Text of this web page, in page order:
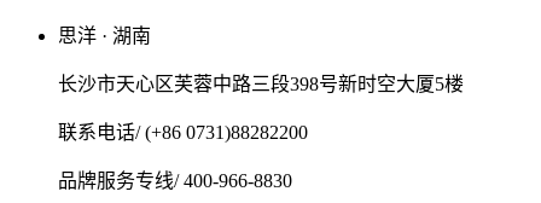
思洋 · 湖南
长沙市天心区芙蓉中路三段398号新时空大厦5楼
联系电话/ (+86 0731)88282200
品牌服务专线/ 400-966-8830